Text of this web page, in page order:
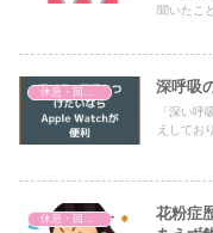
聞いたこ
休息・回復・不調対策 深呼吸
「深い呼
えしてお
花粉症